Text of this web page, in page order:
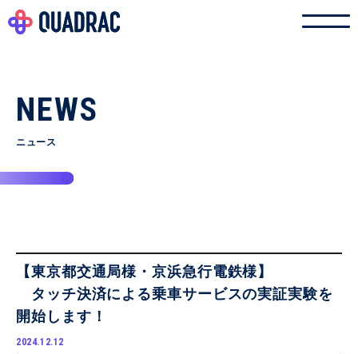
NEWS
ニュース
【東京都交通局様・京浜急行電鉄様】
タッチ決済による乗車サービスの実証実験を
開始します！
2024.12.12